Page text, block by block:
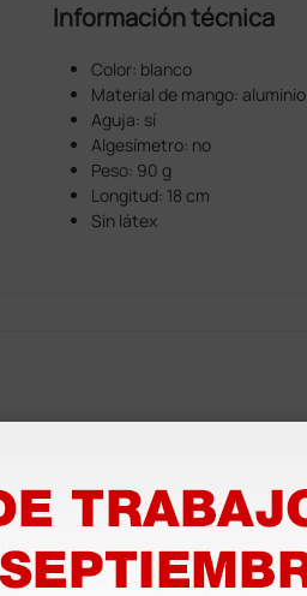
Información técnica
Color: blanco
Material de mango:
Aguja: sí
Algesímetro: no
Peso: 90 g
Longitud: 18 cm
Sin látex